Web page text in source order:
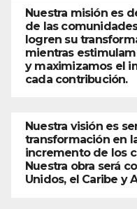
Nuestra misión es
de las
logren su
mientras
y maximizamos el
cada contribución.
Nuestra visión es
transformación en
incremento de los
Nuestra obra será
Unidos, el Caribe y